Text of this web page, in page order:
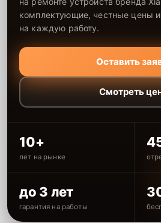
комплектующие, честные цены и
на каждую работу.
Оставить
Смотреть
10+
лет на рынке
до 3 лет
гарантия на работы